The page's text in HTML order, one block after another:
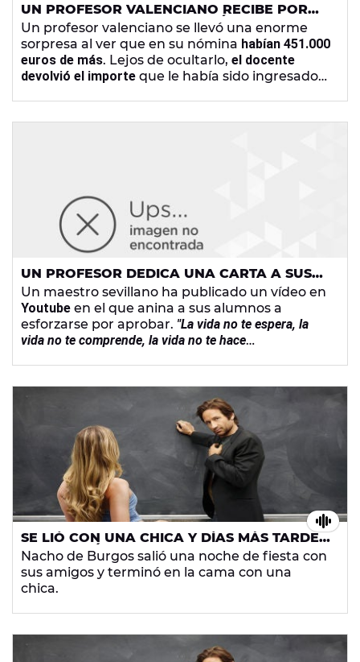
UN PROFESOR VALENCIANO RECIBE POR
ERROR 451.000 EUROS DE MÁS EN SU
NÓMINA Y LOS DEVUELVE
Un profesor valenciano se llevó una enorme
sorpresa al ver que en su nómina habían 451.000
euros de más. Lejos de ocultarlo, el docente
devolvió el importe que le había sido ingresado
UN PROFESOR DEDICA UNA CARTA A SUS
ALUMNOS SUSPENSOS Y NO TIENE
DESPERDICIO
Un maestro sevillano ha publicado un vídeo en
Youtube en el que anina a sus alumnos a
esforzarse por aprobar. "La vida no te espera, la
vida no te comprende, la vida no te hace
lección de vida.
SE LIÓ CON UNA CHICA Y DÍAS MÁS TARDE
DESCUBRIÓ QUE ERA LA MADRE DE SU
ALUMNA
Nacho de Burgos salió una noche de fiesta con
sus amigos y terminó en la cama con una
chica.